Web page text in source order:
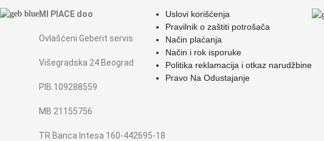
MI PIACE doo
Ovlašćeni Geberit servis
Višegradska 24 Beograd
PIB 109288559
MB 21155756
TR Banca Intesa 160-442695-18
Uslovi korišćenja
Pravilnik o zaštiti potrošača
Način plaćanja
Način i rok isporuke
Politika reklamacija i otkaz narudžbine
Pravo Na Odustajanje